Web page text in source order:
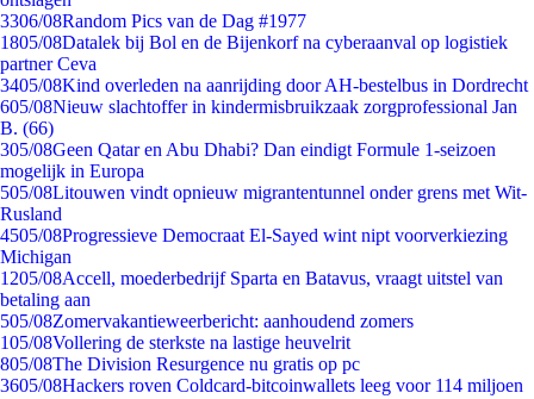
3306/08Random Pics van de Dag #1977
1805/08Datalek bij Bol en de Bijenkorf na cyberaanval op logistiek
partner Ceva
3405/08Kind overleden na aanrijding door AH-bestelbus in Dordrecht
605/08Nieuw slachtoffer in kindermisbruikzaak zorgprofessional Jan
B. (66)
305/08Geen Qatar en Abu Dhabi? Dan eindigt Formule 1-seizoen
mogelijk in Europa
505/08Litouwen vindt opnieuw migrantentunnel onder grens met Wit-
Rusland
4505/08Progressieve Democraat El-Sayed wint nipt voorverkiezing
Michigan
1205/08Accell, moederbedrijf Sparta en Batavus, vraagt uitstel van
betaling aan
505/08Zomervakantieweerbericht: aanhoudend zomers
105/08Vollering de sterkste na lastige heuvelrit
805/08The Division Resurgence nu gratis op pc
3605/08Hackers roven Coldcard-bitcoinwallets leeg voor 114 miljoen